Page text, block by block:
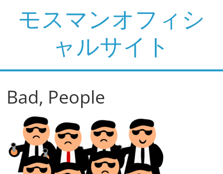
へ
モスマンオフィシ
ャルサイト
Bad, People